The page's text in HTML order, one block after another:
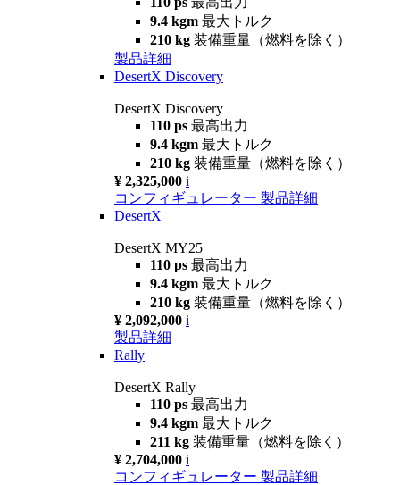
9.4 kgm 最大トルク
210 kg 装備重量（燃料を除く）
製品詳細
DesertX Discovery
DesertX Discovery
110 ps 最高出力
9.4 kgm 最大トルク
210 kg 装備重量（燃料を除く）
¥ 2,325,000 i
コンフィギュレーター 製品詳細
DesertX
DesertX MY25
110 ps 最高出力
9.4 kgm 最大トルク
210 kg 装備重量（燃料を除く）
¥ 2,092,000 i
製品詳細
Rally
DesertX Rally
110 ps 最高出力
9.4 kgm 最大トルク
211 kg 装備重量（燃料を除く）
¥ 2,704,000 i
コンフィギュレーター 製品詳細